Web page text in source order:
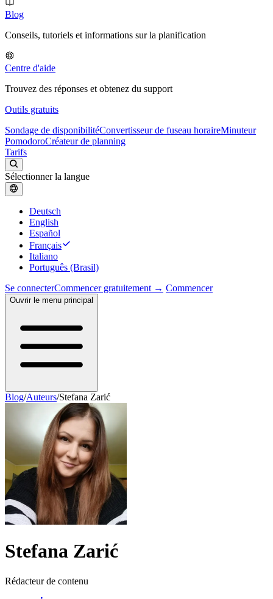
Blog
Conseils, tutoriels et informations sur la planification
Centre d'aide
Trouvez des réponses et obtenez du support
Outils gratuits
Sondage de disponibilitéConvertisseur de fuseau horaireMinuteur
PomodoroCréateur de planning
Tarifs
Sélectionner la langue
Deutsch
English
Español
Français
Italiano
Português (Brasil)
Se connecterCommencer gratuitement → Commencer
Ouvrir le menu principal
Blog/Auteurs/Stefana Zarić
Stefana Zarić
Rédacteur de contenu